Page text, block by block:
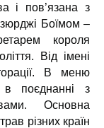
і пов’язана з
Боїмом –
короля
Від імені
В меню
в поєднанні з
Основна
різних країн